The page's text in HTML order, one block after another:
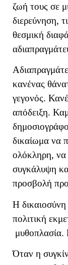
ζωή τους σε
διερεύνηση,
θεσμική
κανένας
γεγονός.
απόδειξη.
δικαίωμα να
ολόκληρη, να
συγκάλυψη
προσβολή
Η δικαιοσύνη
πολιτική
μυθοπλασία.
Όταν η